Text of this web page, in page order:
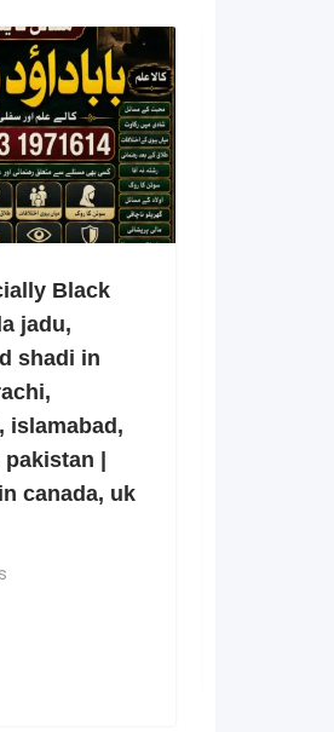
Black
jadu,
shadi in
islamabad,
|
canada, uk